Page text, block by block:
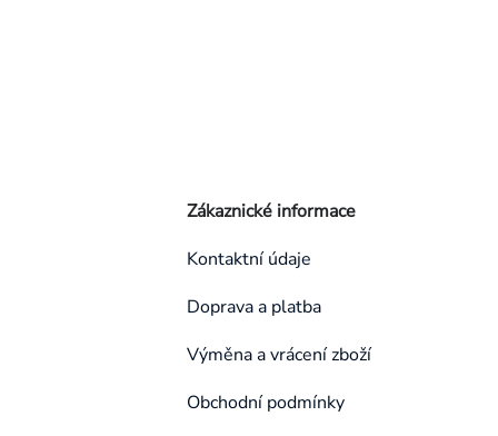
Zákaznické informace
Kontaktní údaje
Doprava a platba
Výměna a vrácení zboží
Obchodní podmínky